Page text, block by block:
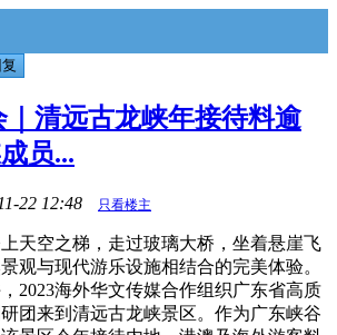
复
清远古龙峡年接待料逾
员...
22 12:48 只看楼主
上天空之梯，走过玻璃大桥，坐着悬崖飞
观与现代游乐设施相结合的完美体验。
2023海外华文传媒合作组织广东省高质
团来到清远古龙峡景区。作为广东峡谷